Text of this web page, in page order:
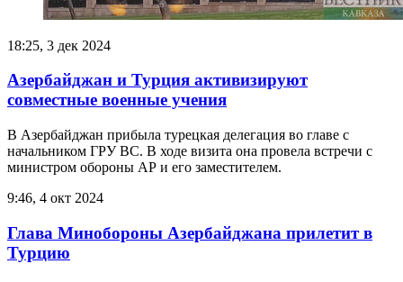
18:25, 3 дек 2024
Азербайджан и Турция активизируют
совместные военные учения
В Азербайджан прибыла турецкая делегация во главе с
начальником ГРУ ВС. В ходе визита она провела встречи с
министром обороны АР и его заместителем.
9:46, 4 окт 2024
Глава Минобороны Азербайджана прилетит в
Турцию